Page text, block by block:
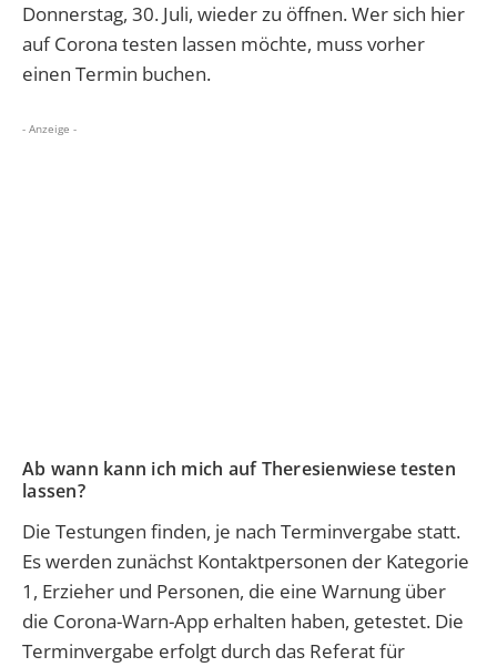
Donnerstag, 30. Juli, wieder zu öffnen. Wer sich hier
auf Corona testen lassen möchte, muss vorher
einen Termin buchen.
- Anzeige -
Ab wann kann ich mich auf Theresienwiese testen
lassen?
Die Testungen finden, je nach Terminvergabe statt.
Es werden zunächst Kontaktpersonen der Kategorie
1, Erzieher und Personen, die eine Warnung über
die Corona-Warn-App erhalten haben, getestet. Die
Terminvergabe erfolgt durch das Referat für